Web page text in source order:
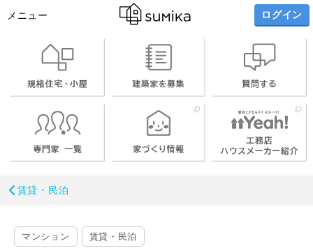
メニュー ログイン
賃貸・民泊
マンション 賃貸・民泊